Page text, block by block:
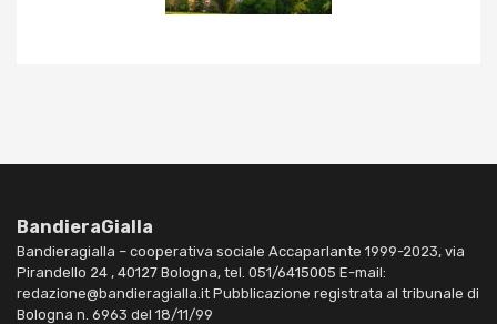
BandieraGialla
Bandieragialla – cooperativa sociale Accaparlante 1999-2023, via
Pirandello 24 , 40127 Bologna, tel. 051/6415005 E-mail:
redazione@bandieragialla.it Pubblicazione registrata al tribunale di
Bologna n. 6963 del 18/11/99